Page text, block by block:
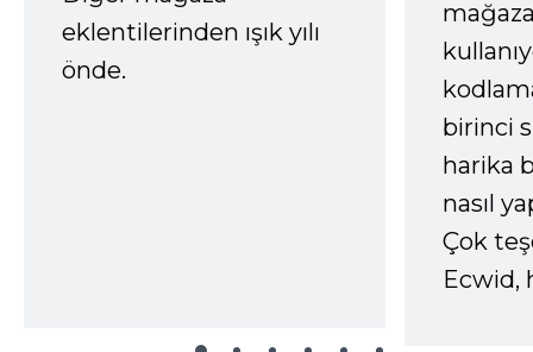
eklentilerinden ışık yılı
önde.
birinci
harika
nasıl
Çok
Ecwid,